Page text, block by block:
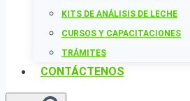
KITS DE ANÁLISIS DE LECHE
CURSOS Y CAPACITACIONES
TRÁMITES
CONTÁCTENOS